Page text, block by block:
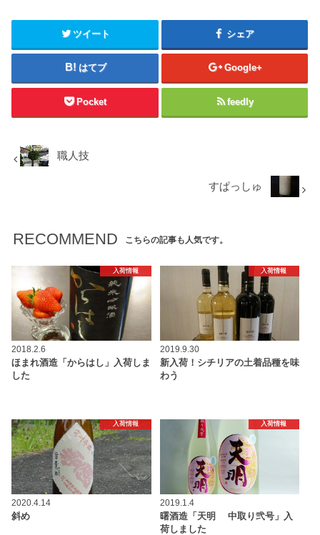
ツイート シェア
はてブ Google+
Pocket feedly
職人技
すぱっしゅ
RECOMMEND こちらの記事も人気です。
入荷情報
2018.2.6
ほまれ酒造「からはし」入荷しま
した
入荷情報
2019.9.30
新入荷！シチリアの土着品種を味
わう
入荷情報
2020.4.14
斜め
入荷情報
2019.1.4
曙酒造「天明 中取り弐号」入
荷しました